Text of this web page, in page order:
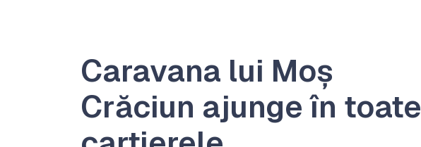
Caravana lui Moș
Crăciun ajunge în toate